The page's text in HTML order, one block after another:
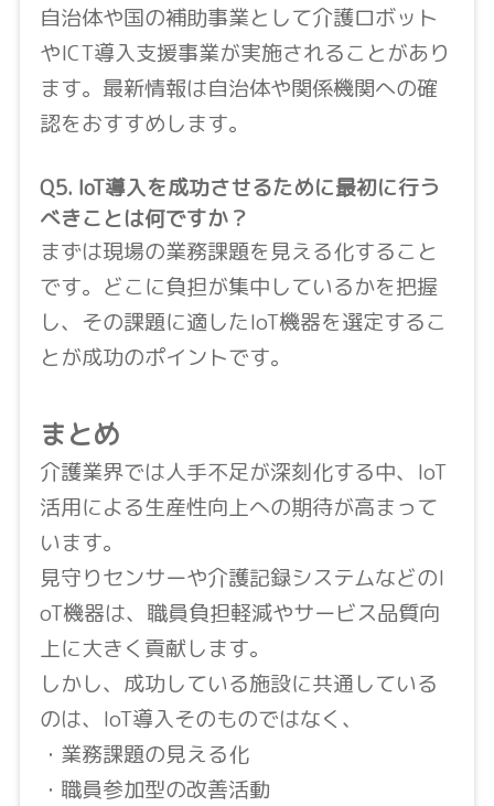
自治体や国の補助事業として介護ロボット
やICT導入支援事業が実施されることがあり
ます。最新情報は自治体や関係機関への確
認をおすすめします。
Q5. IoT導入を成功させるために最初に行う
べきことは何ですか？
まずは現場の業務課題を見える化すること
です。どこに負担が集中しているかを把握
し、その課題に適したIoT機器を選定するこ
とが成功のポイントです。
まとめ
介護業界では人手不足が深刻化する中、IoT
活用による生産性向上への期待が高まって
います。
見守りセンサーや介護記録システムなどのI
oT機器は、職員負担軽減やサービス品質向
上に大きく貢献します。
しかし、成功している施設に共通している
のは、IoT導入そのものではなく、
・業務課題の見える化
・職員参加型の改善活動